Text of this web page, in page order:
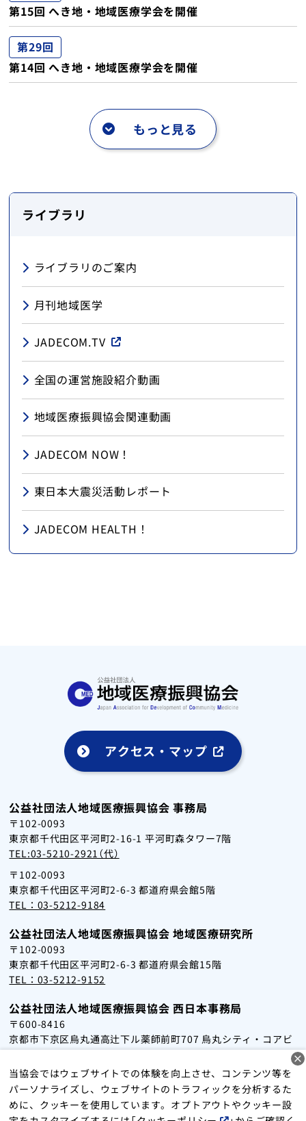
第15回 へき地・地域医療学会を開催
第29回
第14回 へき地・地域医療学会を開催
もっと見る
ライブラリ
ライブラリのご案内
月刊地域医学
JADECOM.TV
全国の運営施設紹介動画
地域医療振興協会関連動画
JADECOM NOW！
東日本大震災活動レポート
JADECOM HEALTH！
アクセス・マップ
公益社団法人地域医療振興協会 事務局
〒102-0093
東京都千代田区平河町2-16-1 平河町森タワー7階
TEL:03-5210-2921（代）
〒102-0093
東京都千代田区平河町2-6-3 都道府県会館5階
TEL：03-5212-9184
公益社団法人地域医療振興協会 地域医療研究所
〒102-0093
東京都千代田区平河町2-6-3 都道府県会館15階
TEL：03-5212-9152
公益社団法人地域医療振興協会 西日本事務局
〒600-8416
京都市下京区烏丸通高辻下ル薬師前町707 烏丸シティ・コアビ
ル2階
TEL：075-353-5051
サイトマップ 個人情報保護方針 クッキーポリシー
当協会ではウェブサイトでの体験を向上させ、コンテンツ等を
パーソナライズし、ウェブサイトのトラフィックを分析するた
めに、クッキーを使用しています。オプトアウトやクッキー設